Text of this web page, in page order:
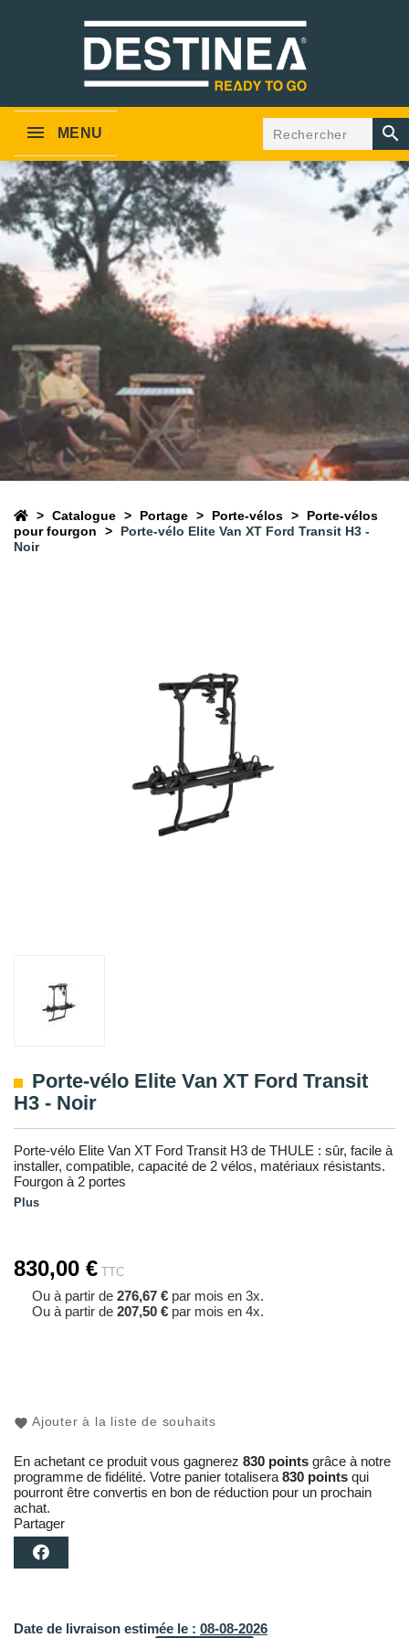
MENU 
Catalogue Portage Porte-vélos
Porte-vélos
pour fourgon
Porte-vélo Elite Van XT Ford Transit H3 -
Noir
Porte-vélo Elite Van XT Ford Transit
H3 - Noir
Porte-vélo Elite Van XT Ford Transit H3 de THULE : sûr, facile à
installer, compatible, capacité de 2 vélos, matériaux résistants.
Fourgon à 2 portes
Plus
830,00 € TTC
Ou à partir de 276,67 € par mois en 3x.
Ou à partir de 207,50 € par mois en 4x.
Ajouter à la liste de souhaits
En achetant ce produit vous gagnerez 830 points grâce à notre
programme de fidélité. Votre panier totalisera 830 points qui
pourront être convertis en bon de réduction pour un prochain
achat.
Partager
Date de livraison estimée le : 08-08-2026